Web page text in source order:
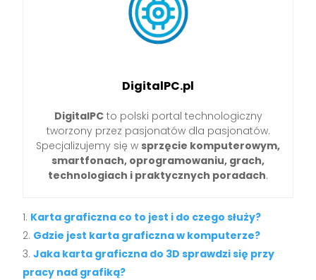
DigitalPC.pl
DigitalPCto polski portal technologiczny
tworzony przez pasjonatów dla pasjonatów.
Specjalizujemy się w sprzęcie komputerowym,
smartfonach, oprogramowaniu, grach,
technologiach i praktycznych poradach.
Karta graficzna co to jest i do czego służy?
Gdzie jest karta graficzna w komputerze?
Jaka karta graficzna do 3D sprawdzi się przy
pracy nad grafiką?